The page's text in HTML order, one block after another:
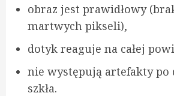
obraz jest prawidłowy
martwych pikseli),
dotyk reaguje na całej
nie występują artefakty po
szkła.